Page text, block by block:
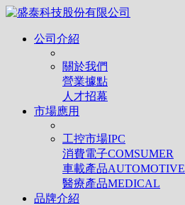
公司介紹
關於我們
營業據點
人才招幕
市場應用
工控市場IPC
消費電子COMSUMER
車載產品AUTOMOTIVE
醫療產品MEDICAL
品牌介紹